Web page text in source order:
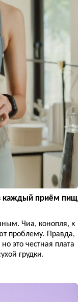
каждый приём пищ
Чиа, конопля, к
проблему. Правда,
это честная плата
грудки.